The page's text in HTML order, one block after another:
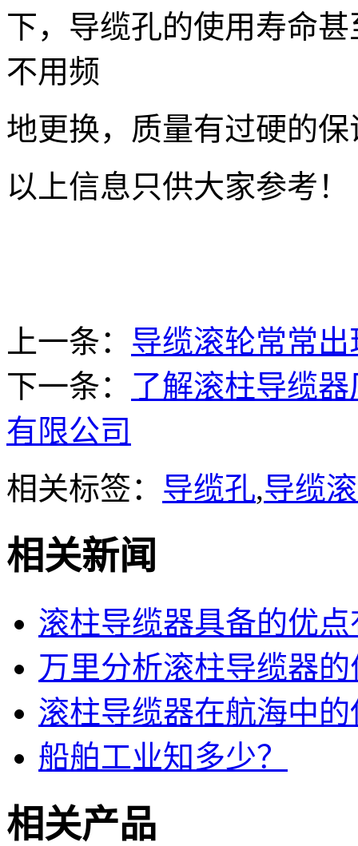
下，导缆孔的使用寿命
不用频
地更换，质量有过硬的
以上信息只供大家参考！
上一条： 导缆滚轮常常
下一条： 了解滚柱导缆
有限公司
相关标签： 导缆孔,导缆
相关新闻
滚柱导缆器具备的优
万里分析滚柱导缆器的
滚柱导缆器在航海中
船舶工业知多少？
相关产品